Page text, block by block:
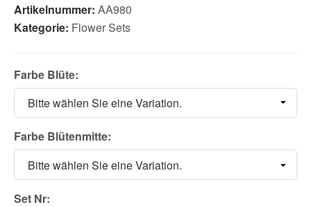
Artikelnummer: AA980
Kategorie: Flower Sets
Farbe Blüte:
Bitte wählen Sie eine Variation.
Farbe Blütenmitte:
Bitte wählen Sie eine Variation.
Set Nr: